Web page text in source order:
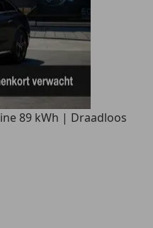
89 kWh | Draadloos